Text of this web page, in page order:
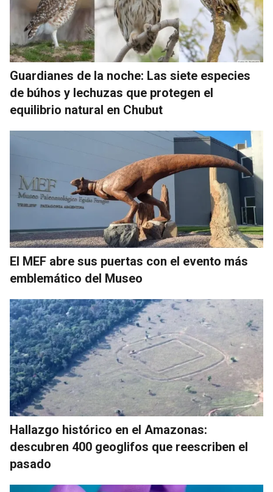
Guardianes de la noche: Las siete especies
de búhos y lechuzas que protegen el
equilibrio natural en Chubut
El MEF abre sus puertas con el evento más
emblemático del Museo
Hallazgo histórico en el Amazonas:
descubren 400 geoglifos que reescriben el
pasado